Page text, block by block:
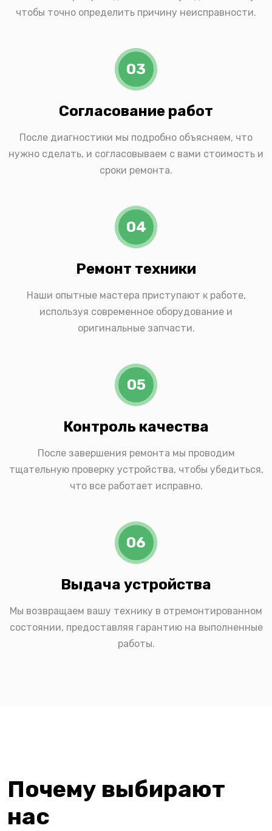
чтобы точно определить причину неисправности.
03
Согласование работ
После диагностики мы подробно объясняем, что
нужно сделать, и согласовываем с вами стоимость и
сроки ремонта.
04
Ремонт техники
Наши опытные мастера приступают к работе,
используя современное оборудование и
оригинальные запчасти.
05
Контроль качества
После завершения ремонта мы проводим
тщательную проверку устройства, чтобы убедиться,
что все работает исправно.
06
Выдача устройства
Мы возвращаем вашу технику в отремонтированном
состоянии, предоставляя гарантию на выполненные
работы.
Почему выбирают
нас